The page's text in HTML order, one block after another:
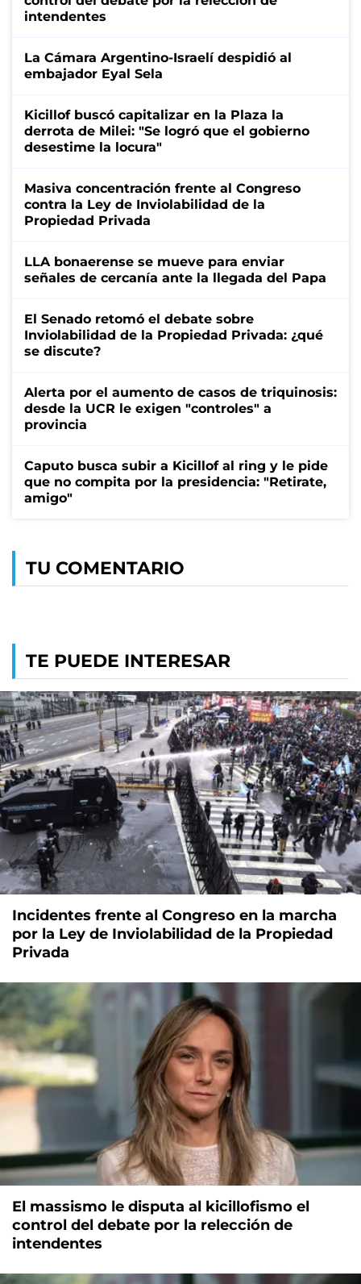
intendentes
La Cámara Argentino-Israelí despidió al
embajador Eyal Sela
Kicillof buscó capitalizar en la Plaza la
derrota de Milei: "Se logró que el gobierno
desestime la locura"
Masiva concentración frente al Congreso
contra la Ley de Inviolabilidad de la
Propiedad Privada
LLA bonaerense se mueve para enviar
señales de cercanía ante la llegada del Papa
El Senado retomó el debate sobre
Inviolabilidad de la Propiedad Privada: ¿qué
se discute?
Alerta por el aumento de casos de triquinosis:
desde la UCR le exigen "controles" a
provincia
Caputo busca subir a Kicillof al ring y le pide
que no compita por la presidencia: "Retirate,
amigo"
TU COMENTARIO
TE PUEDE INTERESAR
Incidentes frente al Congreso en la marcha
por la Ley de Inviolabilidad de la Propiedad
Privada
El massismo le disputa al kicillofismo el
control del debate por la relección de
intendentes